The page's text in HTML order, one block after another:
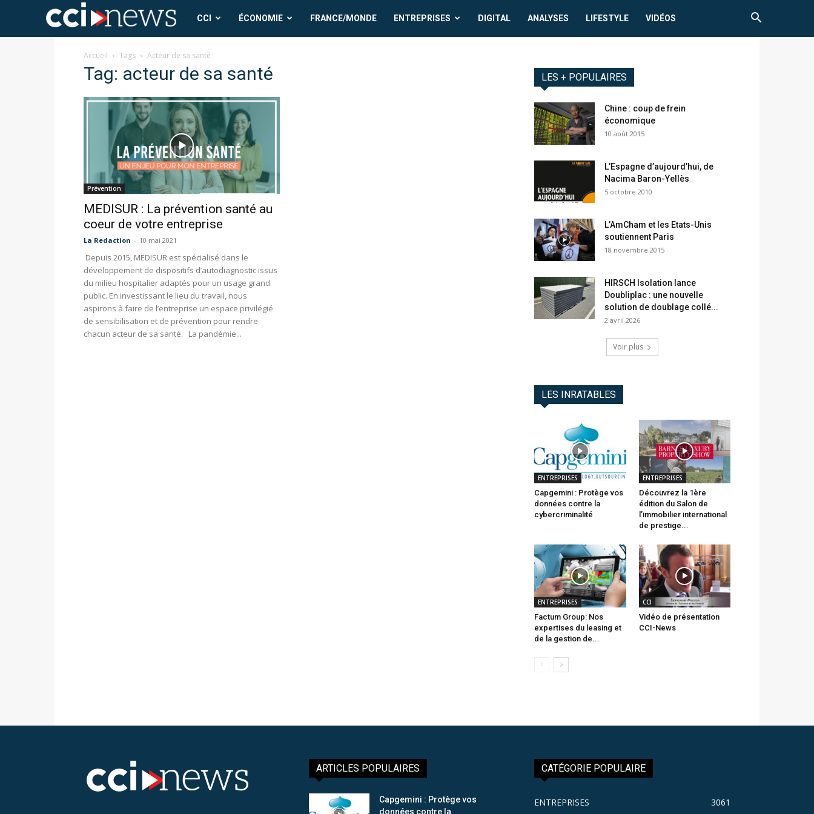
CCI
News
CCI ÉCONOMIE FRANCE/MONDE ENTREPRISES DIGITAL ANALYSES LIFESTYLE VIDÉOS
Accueil Tags Acteur de sa santé
Tag: acteur de sa santé
Prévention
MEDISUR : La prévention santé au
coeur de votre entreprise
La Redaction - 10 mai 2021
Depuis 2015, MEDISUR est spécialisé dans le
développement de dispositifs d’autodiagnostic issus
du milieu hospitalier adaptés pour un usage grand
public. En investissant le lieu du travail, nous
aspirons à faire de l’entreprise un espace privilégié
de sensibilisation et de prévention pour rendre
chacun acteur de sa santé. La pandémie...
LES + POPULAIRES
Chine : coup de frein
économique
10 août 2015
L’Espagne d’aujourd’hui, de
Nacima Baron-Yellès
5 octobre 2010
L’AmCham et les Etats-Unis
soutiennent Paris
18 novembre 2015
HIRSCH Isolation lance
Doubliplac : une nouvelle
solution de doublage collé...
2 avril 2026
Voir plus
LES INRATABLES
ENTREPRISES
Capgemini : Protège vos
données contre la
cybercriminalité
ENTREPRISES
Découvrez la 1ère
édition du Salon de
l’immobilier international
de prestige...
ENTREPRISES
Factum Group: Nos
expertises du leasing et
de la gestion de...
CCI
Vidéo de présentation
CCI-News
ARTICLES POPULAIRES
Capgemini : Protège vos
données contre la
CATÉGORIE POPULAIRE
ENTREPRISES 3061